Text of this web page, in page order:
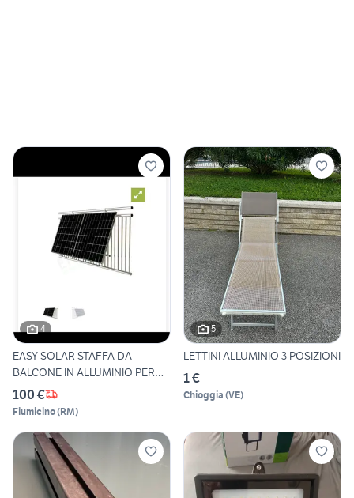
4
EASY SOLAR STAFFA DA
BALCONE IN ALLUMINIO PER
PANN
100 €
Fiumicino(RM)
5
LETTINI ALLUMINIO 3 POSIZIONI
1 €
Chioggia (VE)